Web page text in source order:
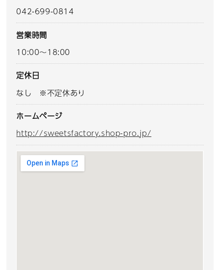
042-699-0814
営業時間
10:00～18:00
定休日
なし ※不定休あり
ホームページ
http://sweetsfactory.shop-pro.jp/